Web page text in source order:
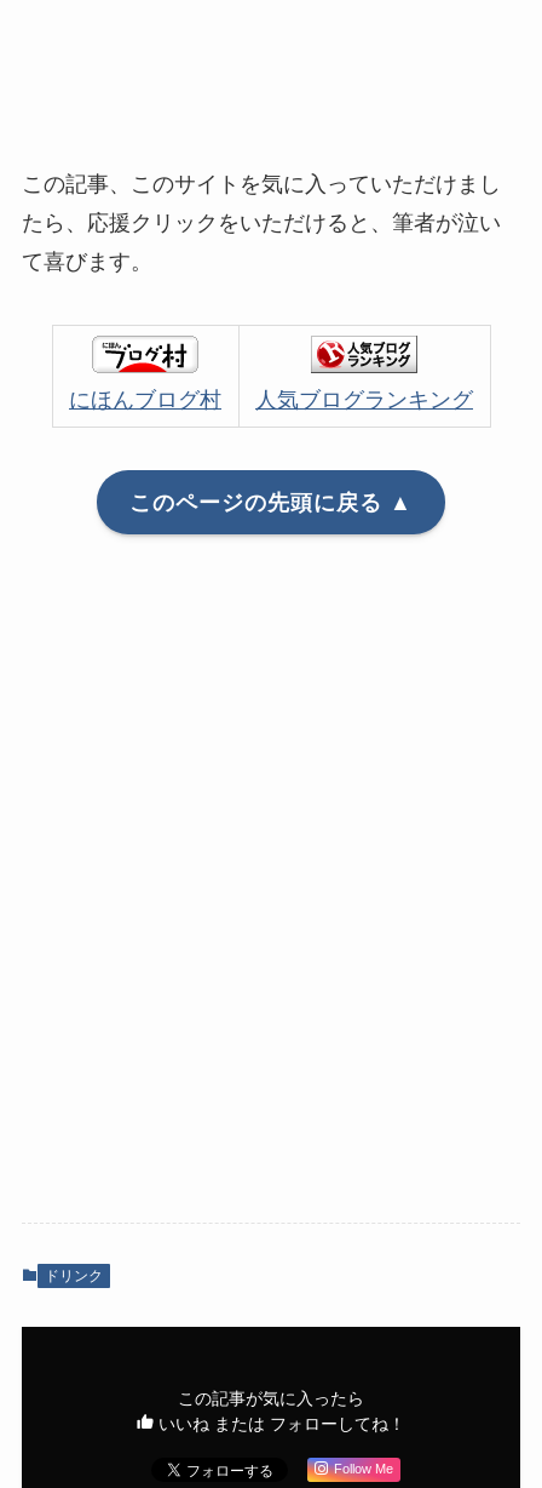
この記事、このサイトを気に入っていただけまし
たら、応援クリックをいただけると、筆者が泣い
て喜びます。
にほんブログ村 人気ブログランキング
このページの先頭に戻る ▲
ドリンク
この記事が気に入ったら
いいね または フォローしてね！
Follow Me